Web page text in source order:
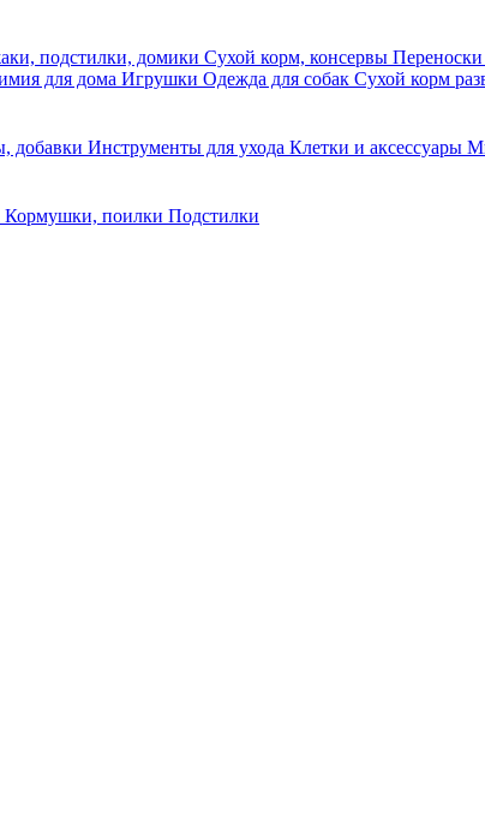
подстилки, домики Сухой корм, консервы Переноски
для дома Игрушки Одежда для собак Сухой корм
добавки Инструменты для ухода Клетки и аксессуары
Кормушки, поилки Подстилки